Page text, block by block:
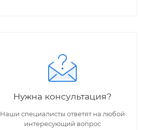
Нужна консультация?
Наши специалисты ответят на любой
интересующий вопрос